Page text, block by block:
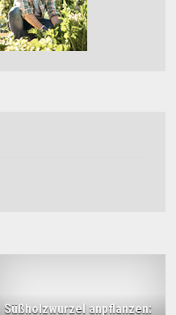
Süßholzwurzel anpflanzen: